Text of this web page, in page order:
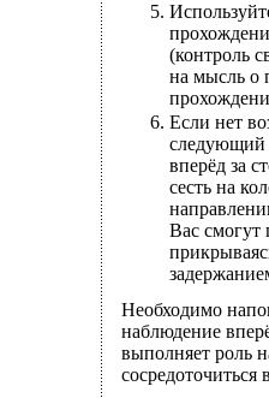
(контроль
на мысль о
Если нет
следующий
вперёд за
сесть на
Вас смогут
Необходимо
наблюдение
выполняет роль
сосредоточиться